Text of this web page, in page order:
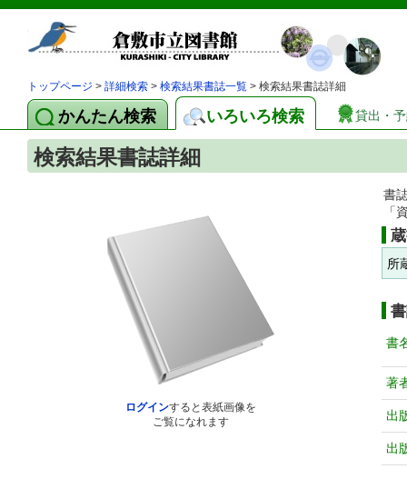
トップページ > 詳細検索 > 検索結果書誌一覧 > 検索結果書誌詳細
かんたん検索 いろいろ検索 貸出・
検索結果書誌詳細
ログインすると表紙画像を
ご覧になれます
書
「
所
書
著
出
出